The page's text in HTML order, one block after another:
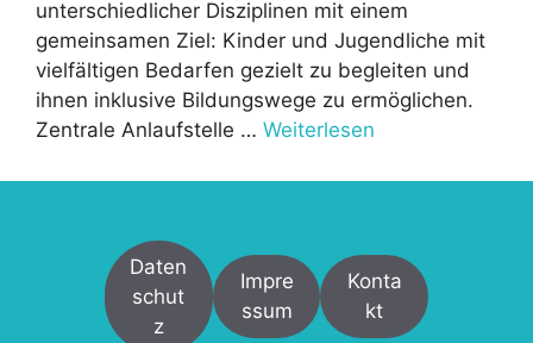
unterschiedlicher Disziplinen mit einem
gemeinsamen Ziel: Kinder und Jugendliche mit
vielfältigen Bedarfen gezielt zu begleiten und
ihnen inklusive Bildungswege zu ermöglichen.
Zentrale Anlaufstelle … Weiterlesen
Daten
schut
z
Impre
ssum
Konta
kt